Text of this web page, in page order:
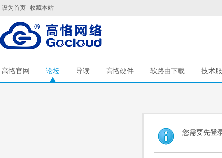
设为首页 收藏本站
高恪官网 论坛 导读 高恪硬件 软路由下载 技术
您需要先登